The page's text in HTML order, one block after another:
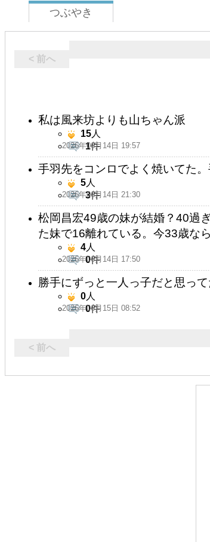
つぶやき
< 前へ
私は風来坊よりも山ちゃん派
2026年06月14日 19:57
15人
1件
手羽先をコンロでよく焼いてた
2026年06月14日 21:30
5人
3件
松岡昌宏49歳の妹が結婚？40過
た妹で16離れている。今33歳な
2026年06月14日 17:50
4人
0件
勝手にずっと一人っ子だと思っ
2026年06月15日 08:52
0人
0件
< 前へ